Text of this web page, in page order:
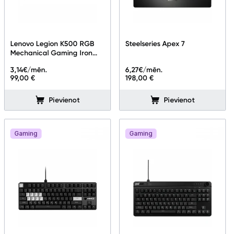
Lenovo Legion K500 RGB
Mechanical Gaming Iron
99,00 €
3,14€/mēn.
Pievienot
Steelseries Apex 7
198,00 €
6,27€/mēn.
Pievienot
Gaming Gaming